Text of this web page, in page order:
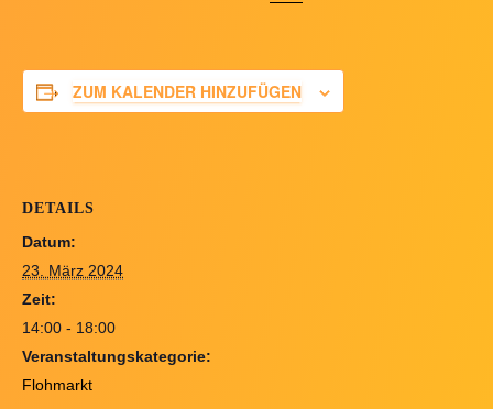
ZUM KALENDER HINZUFÜGEN
DETAILS
Datum:
23. März 2024
Zeit:
14:00 - 18:00
Veranstaltungskategorie:
Flohmarkt